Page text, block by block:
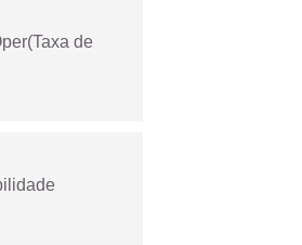
de